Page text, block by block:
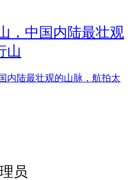
，中国内陆最壮观
山
内陆最壮观的山脉，航拍太
员